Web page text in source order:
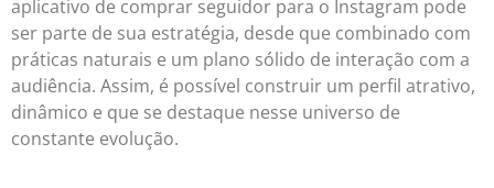
aplicativo de comprar seguidor para o Instagram pode
ser parte de sua estratégia, desde que combinado com
práticas naturais e um plano sólido de interação com a
audiência. Assim, é possível construir um perfil atrativo,
dinâmico e que se destaque nesse universo de
constante evolução.